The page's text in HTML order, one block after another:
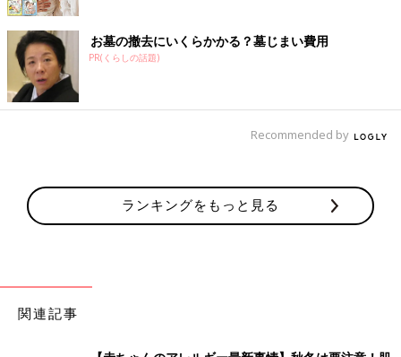
お墓の撤去にいくらかかる？墓じまい費用
PR(くらしの話題)
Recommended by
ランキングをもっと見る
関連記事